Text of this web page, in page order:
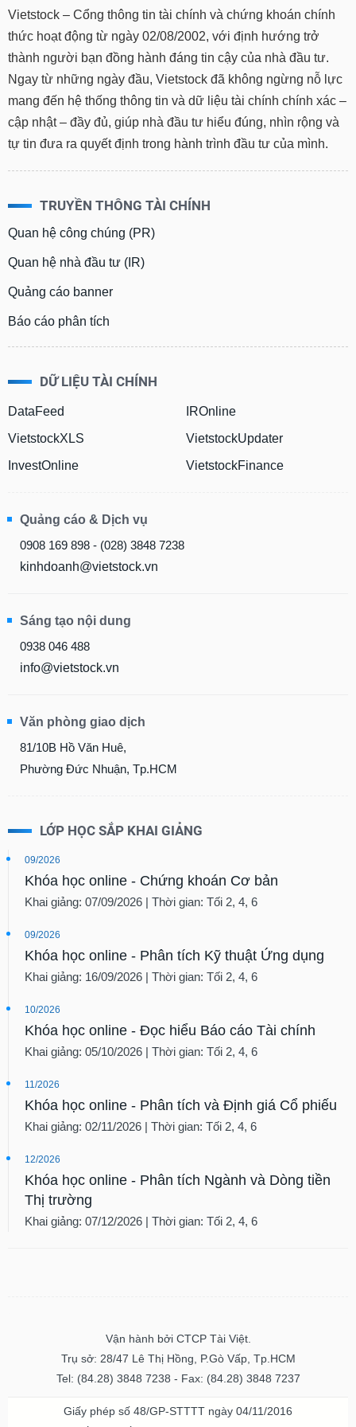
Vietstock – Cổng thông tin tài chính và chứng khoán chính
thức hoạt động từ ngày 02/08/2002, với định hướng trở
thành người bạn đồng hành đáng tin cậy của nhà đầu tư.
Ngay từ những ngày đầu, Vietstock đã không ngừng nỗ lực
mang đến hệ thống thông tin và dữ liệu tài chính chính xác –
cập nhật – đầy đủ, giúp nhà đầu tư hiểu đúng, nhìn rộng và
tự tin đưa ra quyết định trong hành trình đầu tư của mình.
TRUYỀN THÔNG TÀI CHÍNH
Quan hệ công chúng (PR)
Quan hệ nhà đầu tư (IR)
Quảng cáo banner
Báo cáo phân tích
DỮ LIỆU TÀI CHÍNH
DataFeed
VietstockXLS
InvestOnline
IROnline
VietstockUpdater
VietstockFinance
Quảng cáo & Dịch vụ
0908 169 898 - (028) 3848 7238
kinhdoanh@vietstock.vn
Sáng tạo nội dung
0938 046 488
info@vietstock.vn
Văn phòng giao dịch
81/10B Hồ Văn Huê,
Phường Đức Nhuận, Tp.HCM
LỚP HỌC SẮP KHAI GIẢNG
09/2026
Khóa học online - Chứng khoán Cơ bản
Khai giảng: 07/09/2026 | Thời gian: Tối 2, 4, 6
09/2026
Khóa học online - Phân tích Kỹ thuật Ứng dụng
Khai giảng: 16/09/2026 | Thời gian: Tối 2, 4, 6
10/2026
Khóa học online - Đọc hiểu Báo cáo Tài chính
Khai giảng: 05/10/2026 | Thời gian: Tối 2, 4, 6
11/2026
Khóa học online - Phân tích và Định giá Cổ phiếu
Khai giảng: 02/11/2026 | Thời gian: Tối 2, 4, 6
12/2026
Khóa học online - Phân tích Ngành và Dòng tiền
Thị trường
Khai giảng: 07/12/2026 | Thời gian: Tối 2, 4, 6
Vận hành bởi CTCP Tài Việt.
Trụ sở: 28/47 Lê Thị Hồng, P.Gò Vấp, Tp.HCM
Tel: (84.28) 3848 7238 - Fax: (84.28) 3848 7237
Giấy phép số 48/GP-STTTT ngày 04/11/2016
chính